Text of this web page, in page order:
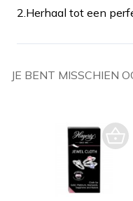
2. Herhaal tot een
JE BENT MISSCHIEN